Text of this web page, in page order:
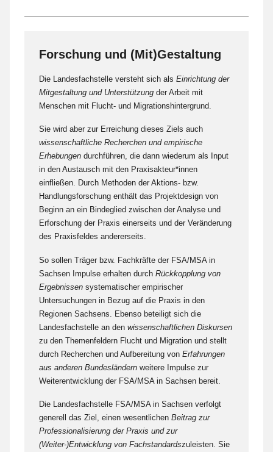
Forschung und (Mit)Gestaltung
Die Landesfachstelle versteht sich als Einrichtung der
Mitgestaltung und Unterstützung der Arbeit mit
Menschen mit Flucht- und Migrationshintergrund.
Sie wird aber zur Erreichung dieses Ziels auch
wissenschaftliche Recherchen und empirische
Erhebungen durchführen, die dann wiederum als Input
in den Austausch mit den Praxisakteur*innen
einfließen. Durch Methoden der Aktions- bzw.
Handlungsforschung enthält das Projektdesign von
Beginn an ein Bindeglied zwischen der Analyse und
Erforschung der Praxis einerseits und der Veränderung
des Praxisfeldes andererseits.
So sollen Träger bzw. Fachkräfte der FSA/MSA in
Sachsen Impulse erhalten durch Rückkopplung von
Ergebnissen systematischer empirischer
Untersuchungen in Bezug auf die Praxis in den
Regionen Sachsens. Ebenso beteiligt sich die
Landesfachstelle an den wissenschaftlichen Diskursen
zu den Themenfeldern Flucht und Migration und stellt
durch Recherchen und Aufbereitung von Erfahrungen
aus anderen Bundesländern weitere Impulse zur
Weiterentwicklung der FSA/MSA in Sachsen bereit.
Die Landesfachstelle FSA/MSA in Sachsen verfolgt
generell das Ziel, einen wesentlichen Beitrag zur
Professionalisierung der Praxis und zur
(Weiter-)Entwicklung von Fachstandardszuleisten. Sie